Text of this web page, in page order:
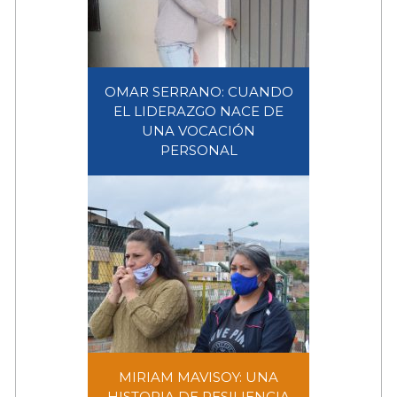
OMAR SERRANO: CUANDO EL
LIDERAZGO NACE DE UNA
VOCACIÓN PERSONAL
OMAR SERRANO: CUANDO
EL LIDERAZGO NACE DE
UNA VOCACIÓN
PERSONAL
MIRIAM MAVISOY: UNA